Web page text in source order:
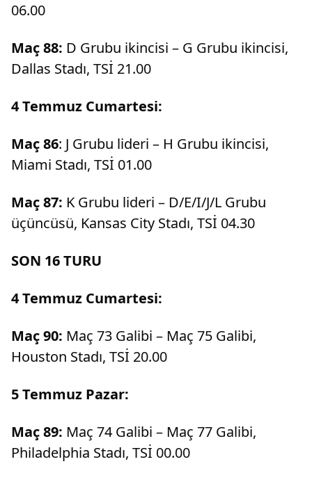
06.00
Maç 88: D Grubu ikincisi – G Grubu ikincisi,
Dallas Stadı, TSİ 21.00
4 Temmuz Cumartesi:
Maç 86: J Grubu lideri – H Grubu ikincisi,
Miami Stadı, TSİ 01.00
Maç 87: K Grubu lideri – D/E/I/J/L Grubu
üçüncüsü, Kansas City Stadı, TSİ 04.30
SON 16 TURU
4 Temmuz Cumartesi:
Maç 90: Maç 73 Galibi – Maç 75 Galibi,
Houston Stadı, TSİ 20.00
5 Temmuz Pazar:
Maç 89: Maç 74 Galibi – Maç 77 Galibi,
Philadelphia Stadı, TSİ 00.00